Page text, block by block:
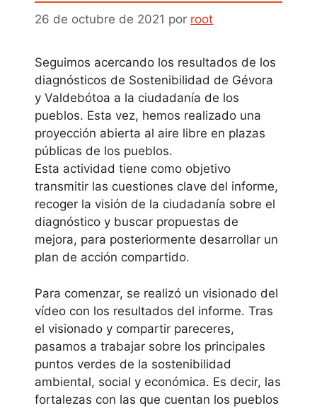
26 de octubre de 2021 por root
Seguimos acercando los resultados de los
diagnósticos de Sostenibilidad de Gévora
y Valdebótoa a la ciudadanía de los
pueblos. Esta vez, hemos realizado una
proyección abierta al aire libre en plazas
públicas de los pueblos.
Esta actividad tiene como objetivo
transmitir las cuestiones clave del informe,
recoger la visión de la ciudadanía sobre el
diagnóstico y buscar propuestas de
mejora, para posteriormente desarrollar un
plan de acción compartido.
Para comenzar, se realizó un visionado del
vídeo con los resultados del informe. Tras
el visionado y compartir pareceres,
pasamos a trabajar sobre los principales
puntos verdes de la sostenibilidad
ambiental, social y económica. Es decir, las
fortalezas con las que cuentan los pueblos